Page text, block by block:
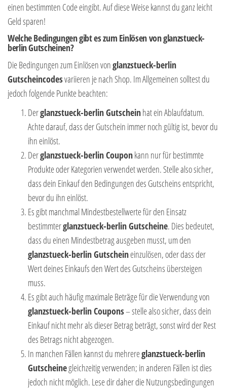
einen bestimmten Code eingibt. Auf diese Weise kannst du ganz leicht
Geld sparen!
Welche Bedingungen gibt es zum Einlösen von glanzstueck-
berlin Gutscheinen?
Die Bedingungen zum Einlösen vonglanzstueck-berlin
Gutscheincodesvariieren je nach Shop. Im Allgemeinen solltest du
jedoch folgende Punkte beachten:
Derglanzstueck-berlin Gutscheinhat ein Ablaufdatum.
Achte darauf, dass der Gutschein immer noch gültig ist, bevor du
ihn einlöst.
Derglanzstueck-berlin Couponkann nur für bestimmte
Produkte oder Kategorien verwendet werden. Stelle also sicher,
dass dein Einkauf den Bedingungen des Gutscheins entspricht,
bevor du ihn einlöst.
Es gibt manchmal Mindestbestellwerte für den Einsatz
bestimmterglanzstueck-berlin Gutscheine. Dies bedeutet,
dass du einen Mindestbetrag ausgeben musst, um den
glanzstueck-berlin Gutscheineinzulösen, oder dass der
Wert deines Einkaufs den Wert des Gutscheins übersteigen
muss.
Es gibt auch häufig maximale Beträge für die Verwendung von
glanzstueck-berlin Coupons– stelle also sicher, dass dein
Einkauf nicht mehr als dieser Betrag beträgt, sonst wird der Rest
des Betrags nicht abgezogen.
In manchen Fällen kannst du mehrereglanzstueck-berlin
Gutscheinegleichzeitig verwenden; in anderen Fällen ist dies
jedoch nicht möglich. Lese dir daher die Nutzungsbedingungen